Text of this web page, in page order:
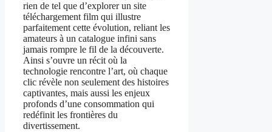
rien de tel que d’explorer un site
téléchargement film qui illustre
parfaitement cette évolution, reliant les
amateurs à un catalogue infini sans
jamais rompre le fil de la découverte.
Ainsi s’ouvre un récit où la
technologie rencontre l’art, où chaque
clic révèle non seulement des histoires
captivantes, mais aussi les enjeux
profonds d’une consommation qui
redéfinit les frontières du
divertissement.